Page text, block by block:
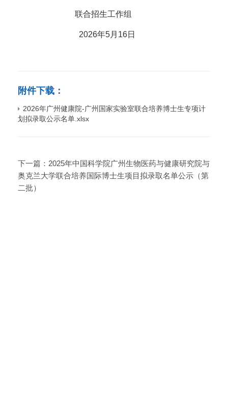
联合招生工作组
2026年5月16日
附件下载：
2026年广州健康院-广州国家实验室联合培养博士生专项计
划拟录取公示名单.xlsx
下一篇： 2025年中国科学院广州生物医药与健康研究院与
奥克兰大学联合培养国际博士生项目拟录取名单公示（第
二批）